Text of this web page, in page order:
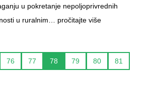
u pokretanje nepoljoprivrednih
u ruralnim… pročitajte više
76 77 78 79 80 81